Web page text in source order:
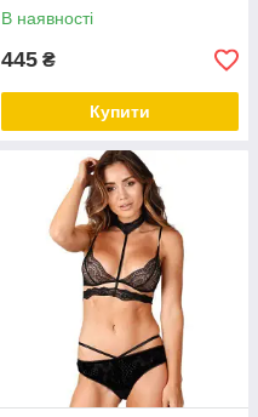
В наявності
445 ₴
Купити